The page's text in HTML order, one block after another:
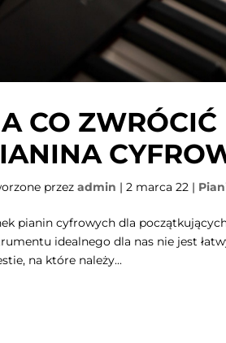
CO
przezadmin |2 marca 22 |
pianin cyfrowych dla
idealnego dla nas nie jest
na które należy...